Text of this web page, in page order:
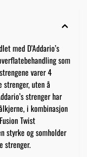
med D’Addario’s
som
varer 4
uten å
strenger har
i kombinasjon
Twist
styrke og somholder
strenger.